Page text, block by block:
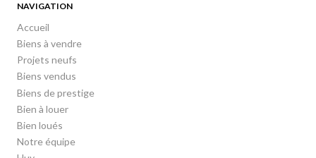
NAVIGATION
Accueil
Biens à vendre
Projets neufs
Biens vendus
Biens de prestige
Bien à louer
Bien loués
Notre équipe